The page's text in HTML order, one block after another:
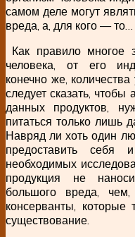
самом деле могут
вреда, а, для кого —
Как правило многое
человека, от его
конечно же,
следует сказать, чтобы
данных продуктов,
питаться только
Навряд ли хоть один
предоставить себя
необходимых
продукция не
большого вреда,
консерванты,
существование.